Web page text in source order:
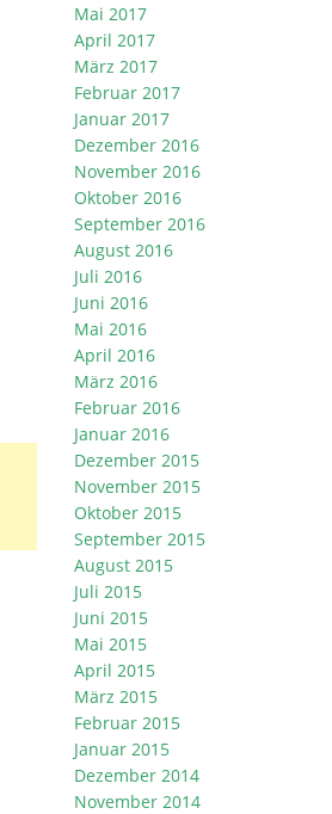
Mai 2017
April 2017
März 2017
Februar 2017
Januar 2017
Dezember 2016
November 2016
Oktober 2016
September 2016
August 2016
Juli 2016
Juni 2016
Mai 2016
April 2016
März 2016
Februar 2016
Januar 2016
Dezember 2015
November 2015
Oktober 2015
September 2015
August 2015
Juli 2015
Juni 2015
Mai 2015
April 2015
März 2015
Februar 2015
Januar 2015
Dezember 2014
November 2014